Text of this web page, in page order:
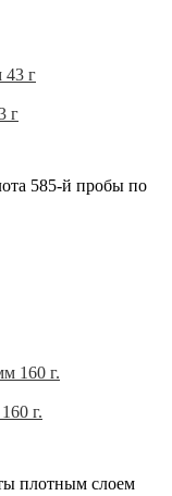
г
585-й пробы по
г.
плотным слоем